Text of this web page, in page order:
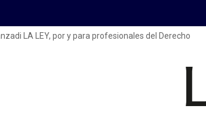
LA LEY, por y para profesionales del Derecho